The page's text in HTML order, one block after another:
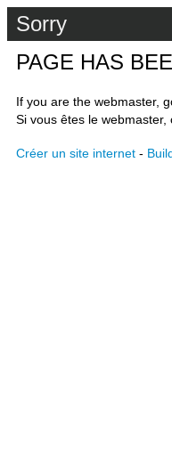
Sorry
PAGE HAS
If you are the webmaster,
Si vous êtes le
Créer un site internet -